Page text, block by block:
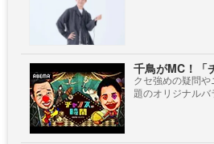
千鳥がMC！「
クセ強めの疑問
題のオリジナルバ